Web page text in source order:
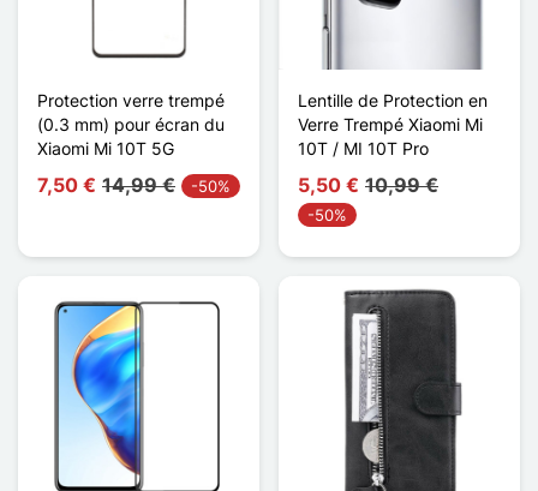
Protection verre trempé
(0.3 mm) pour écran du
Xiaomi Mi 10T 5G
7,50 € 14,99 € -50%
Lentille de Protection en
Verre Trempé Xiaomi Mi
10T / MI 10T Pro
5,50 € 10,99 €
-50%